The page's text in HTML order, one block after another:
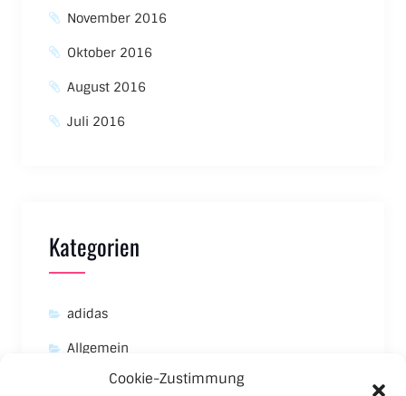
Cookie-Zustimmung
November 2016
Oktober 2016
August 2016
Juli 2016
Kategorien
adidas
Allgemein